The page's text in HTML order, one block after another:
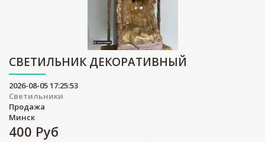
СВЕТИЛЬНИК ДЕКОРАТИВНЫЙ
2026-08-05 17:25:53
Светильники
Продажа
Минск
400 Руб